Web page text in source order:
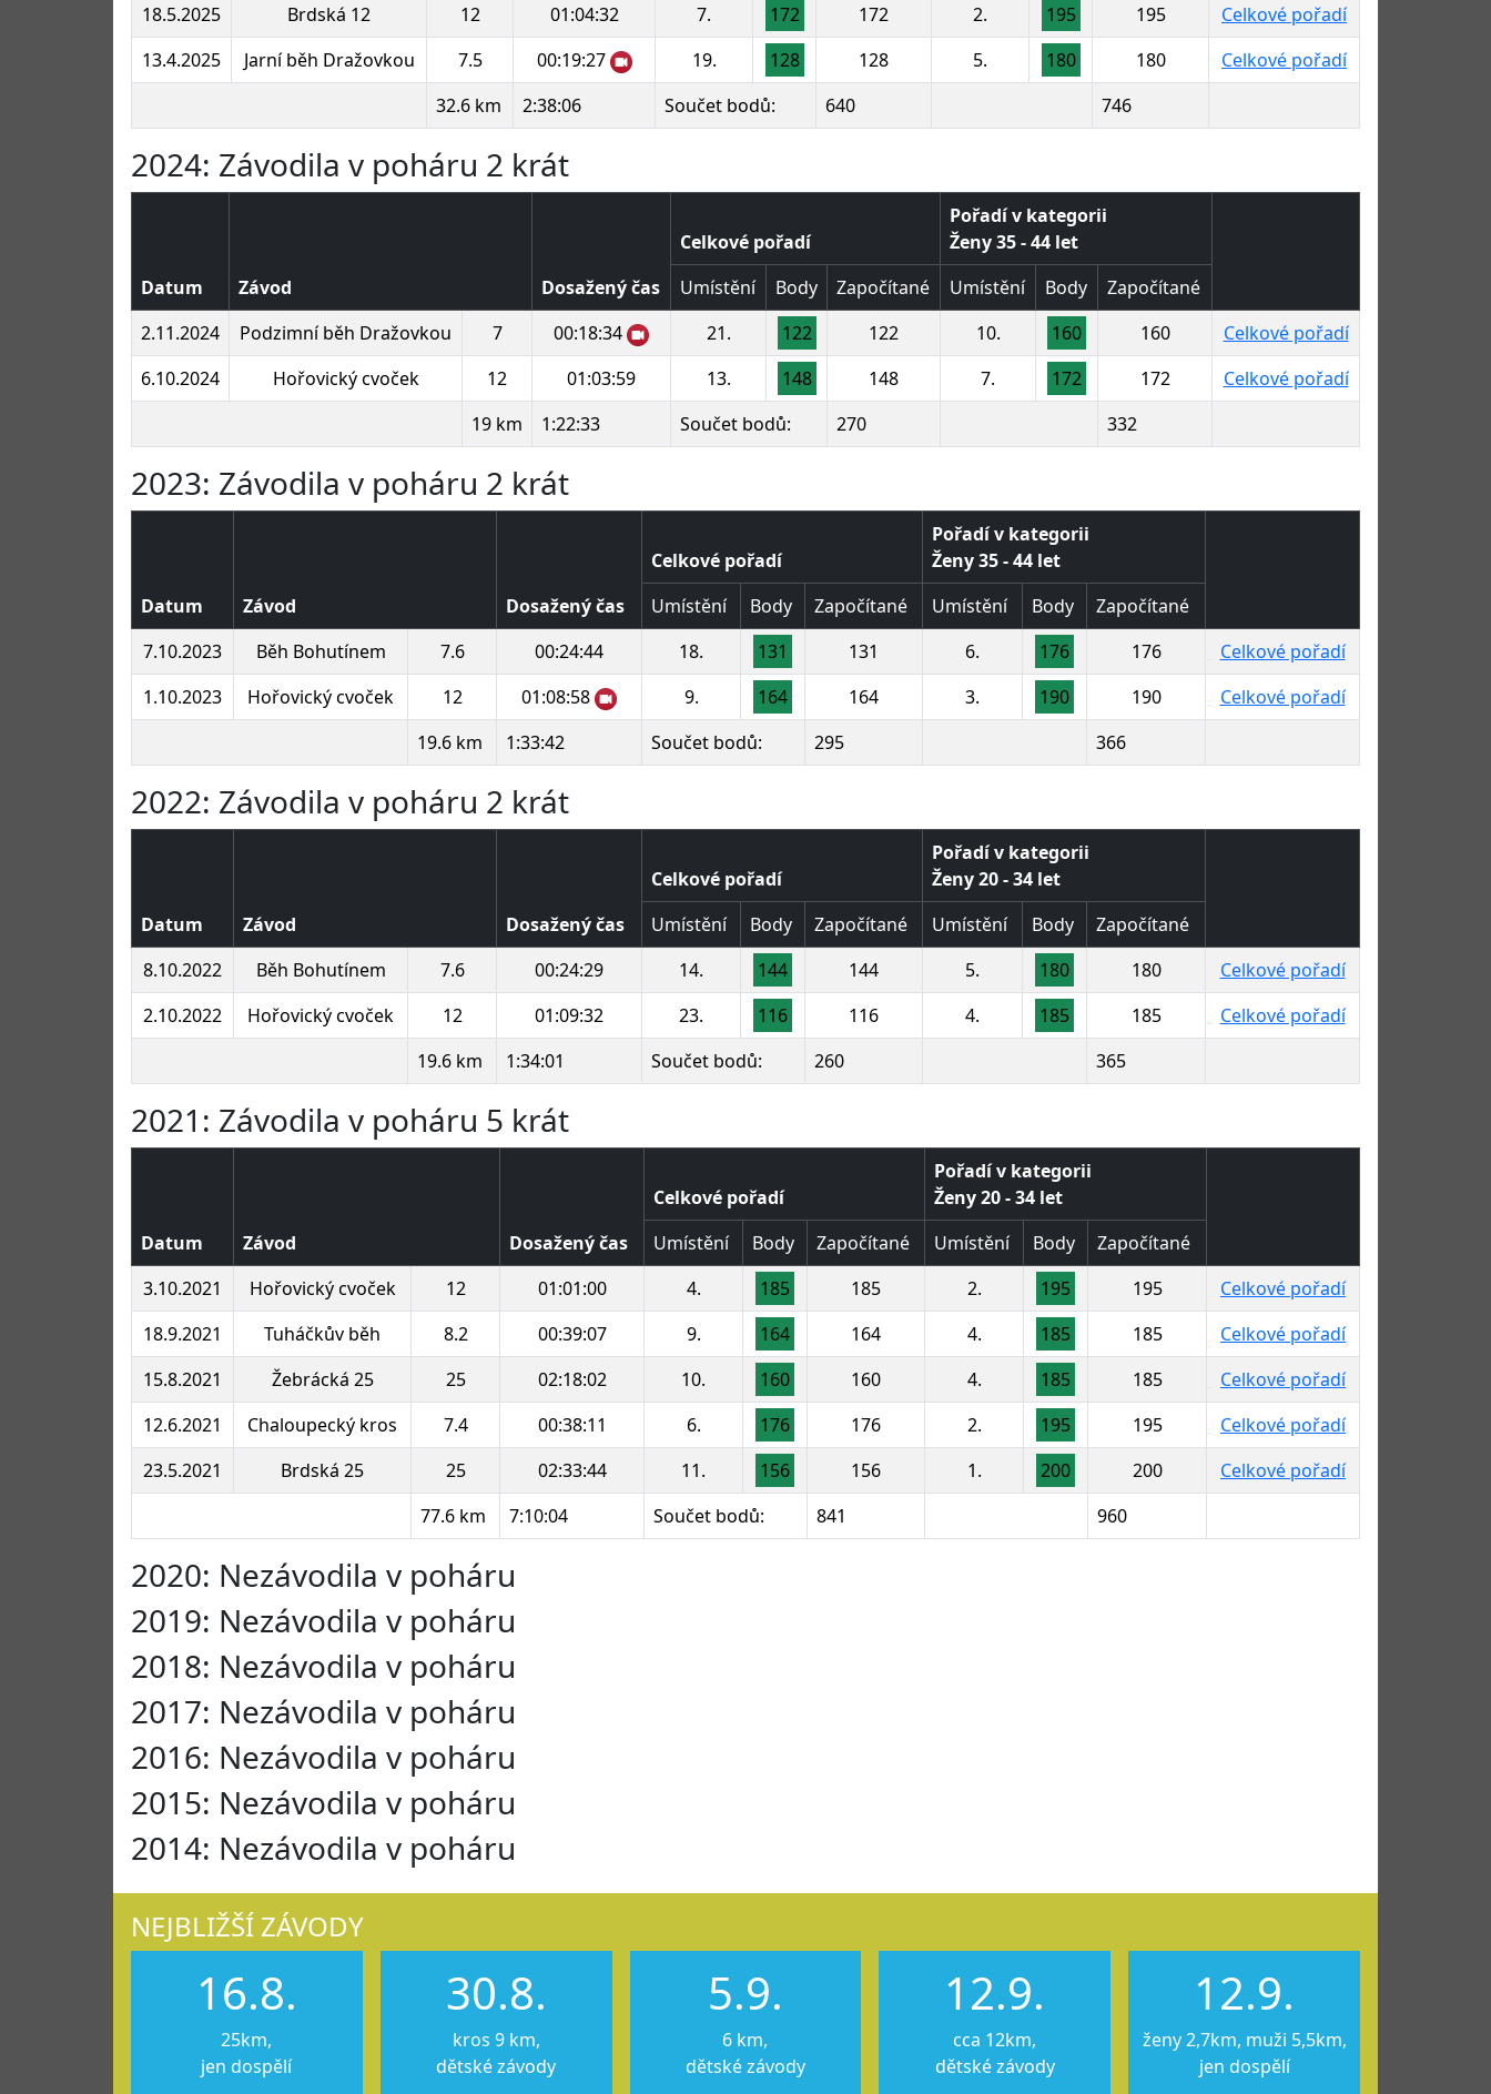
18.5.2025
Brdská 12 12 01:04:32 7. 172 172 2. 195 195
Celkové pořadí
13.4.2025
Jarní běh Dražovkou 7.5 00:19:27 19. 128 128 5. 180 180
Celkové pořadí
32.6 km
2:38:06 Součet bodů: 640 746
2024: Závodila v poháru 2 krát
Datum Závod Dosažený čas
Celkové pořadí
Pořadí v kategorii
Ženy 35 - 44 let
Umístění
Body Započítané Umístění Body
Započítané
2.11.2024
Podzimní běh Dražovkou 7 00:18:34 21. 122 122 10. 160 160
Celkové pořadí
6.10.2024
Hořovický cvoček 12 01:03:59 13. 148 148 7. 172 172
Celkové pořadí
19 km
1:22:33 Součet bodů: 270 332
2023: Závodila v poháru 2 krát
Datum Závod Dosažený čas
Celkové pořadí
Pořadí v kategorii
Ženy 35 - 44 let
Umístění
Body Započítané Umístění Body
Započítané
7.10.2023
Běh Bohutínem 7.6 00:24:44 18. 131 131 6. 176 176
Celkové pořadí
1.10.2023
Hořovický cvoček 12 01:08:58 9. 164 164 3. 190 190
Celkové pořadí
19.6 km
1:33:42 Součet bodů: 295 366
2022: Závodila v poháru 2 krát
Datum Závod Dosažený čas
Celkové pořadí
Pořadí v kategorii
Ženy 20 - 34 let
Umístění
Body Započítané Umístění Body
Započítané
8.10.2022
Běh Bohutínem 7.6 00:24:29 14. 144 144 5. 180 180
Celkové pořadí
2.10.2022
Hořovický cvoček 12 01:09:32 23. 116 116 4. 185 185
Celkové pořadí
19.6 km
1:34:01 Součet bodů: 260 365
2021: Závodila v poháru 5 krát
Datum Závod Dosažený čas
Celkové pořadí
Pořadí v kategorii
Ženy 20 - 34 let
Umístění
Body Započítané Umístění Body
Započítané
3.10.2021
Hořovický cvoček 12 01:01:00 4. 185 185 2. 195 195
Celkové pořadí
18.9.2021
Tuháčkův běh 8.2 00:39:07 9. 164 164 4. 185 185
Celkové pořadí
15.8.2021
Žebrácká 25 25 02:18:02 10. 160 160 4. 185 185
Celkové pořadí
12.6.2021
Chaloupecký kros 7.4 00:38:11 6. 176 176 2. 195 195
Celkové pořadí
23.5.2021
Brdská 25 25 02:33:44 11. 156 156 1. 200 200
Celkové pořadí
77.6 km
7:10:04 Součet bodů: 841 960
2020: Nezávodila v poháru
2019: Nezávodila v poháru
2018: Nezávodila v poháru
2017: Nezávodila v poháru
2016: Nezávodila v poháru
2015: Nezávodila v poháru
2014: Nezávodila v poháru
NEJBLIŽŠÍ ZÁVODY
16.8.
25km,
jen dospělí
30.8.
kros 9 km,
dětské závody
5.9.
6 km,
dětské závody
12.9.
cca 12km,
dětské závody
12.9.
ženy 2,7km, muži 5,5km,
jen dospělí